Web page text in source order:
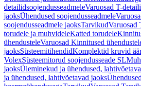
detailidsoojendusseadmeleVaruosad T-
jaoksÜhendused soojendusseadmele
soojendusseadmele jaoksTarvikudVaruosad
torudele ja muhvideleKatted torudele
ühendusteleVaruosad Kinnitused
jaoksSüsteemitihendidKomplektid kruvid
VolexSüsteemitorud soojendusseade SL
jaoksÜleminekud ja ühendused,
ja ühendused, lahtivõetavad jaoksÜhendused